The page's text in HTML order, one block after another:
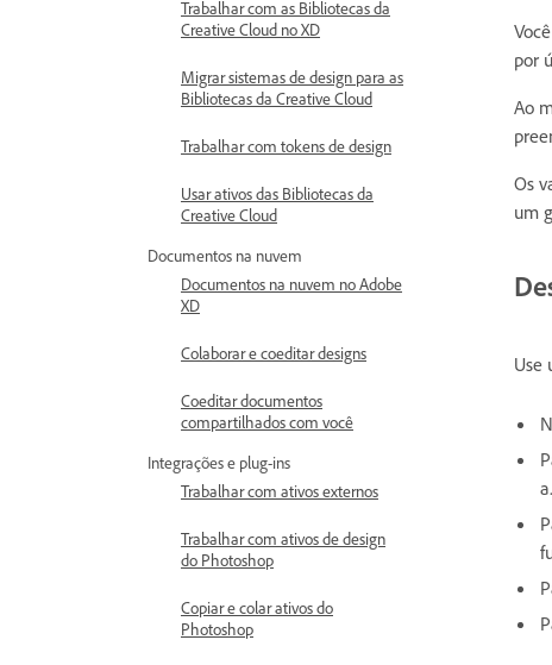
Trabalhar com as Bibliotecas da
Creative Cloud no XD
Migrar sistemas de design para as
Bibliotecas da Creative Cloud
Trabalhar com tokens de design
Usar ativos das Bibliotecas da
Creative Cloud
Documentos na nuvem
Documentos na nuvem no Adobe
XD
Colaborar e coeditar designs
Coeditar documentos
compartilhados com você
Integrações e plug-ins
Trabalhar com ativos externos
Trabalhar com ativos de design
do Photoshop
Copiar e colar ativos do
Photoshop
por
Ao
Os
um
Use
a.